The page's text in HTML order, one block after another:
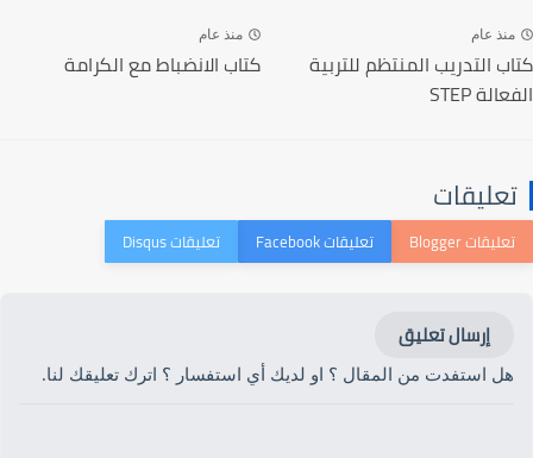
منذ عام
كتاب التدريب المنتظم للتربية
الفعالة STEP
منذ عام
كتاب الانضباط مع الكرامة
تعليقات
إرسال تعليق
هل استفدت من المقال ؟ او لديك أي استفسار ؟ اترك تعليقك لنا.